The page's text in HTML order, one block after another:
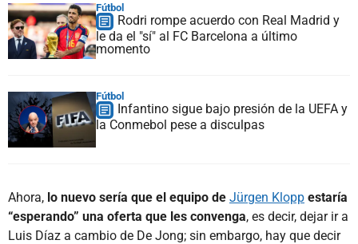
Fútbol
Rodri rompe acuerdo con Real Madrid y
le da el "sí" al FC Barcelona a último
momento
Fútbol
Infantino sigue bajo presión de la UEFA y
la Conmebol pese a disculpas
Ahora, lo nuevo sería que el equipo de Jürgen Klopp estaría
“esperando” una oferta que les convenga, es decir, dejar ir a
Luis Díaz a cambio de De Jong; sin embargo, hay que decir